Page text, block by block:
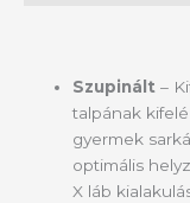
Szupinált–
talpának
gyermek
optimális
X láb